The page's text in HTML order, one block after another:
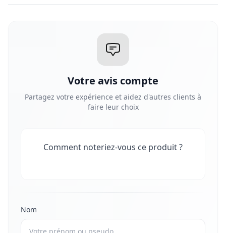
Votre avis compte
Partagez votre expérience et aidez d'autres clients à
faire leur choix
Comment noteriez-vous ce produit ?
Nom